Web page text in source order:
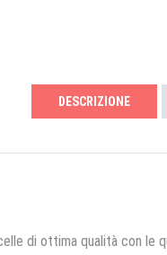
DESCRIZIONE
di ottima qualità con le